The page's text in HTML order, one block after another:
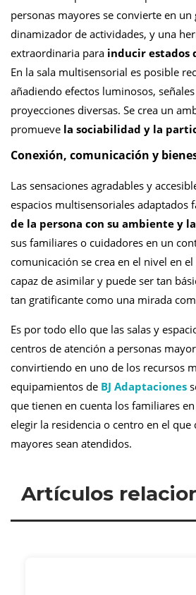
personas mayores se convierte en
dinamizador de actividades, y una
extraordinaria para inducir estados
En la sala multisensorial es posible
añadiendo efectos luminosos,
proyecciones diversas. Se crea un
promueve la sociabilidad y la
Conexión, comunicación y
Las sensaciones agradables y
espacios multisensoriales adaptados
de la persona con su ambiente y
sus familiares o cuidadores en un
comunicación se crea en el nivel en
capaz de asimilar y puede ser tan
tan gratificante como una mirada
Es por todo ello que las salas y
centros de atención a personas
convirtiendo en uno de los recursos
equipamientos de BJ Adaptaciones
que tienen en cuenta los familiares
elegir la residencia o centro en el que
mayores sean atendidos.
Artículos